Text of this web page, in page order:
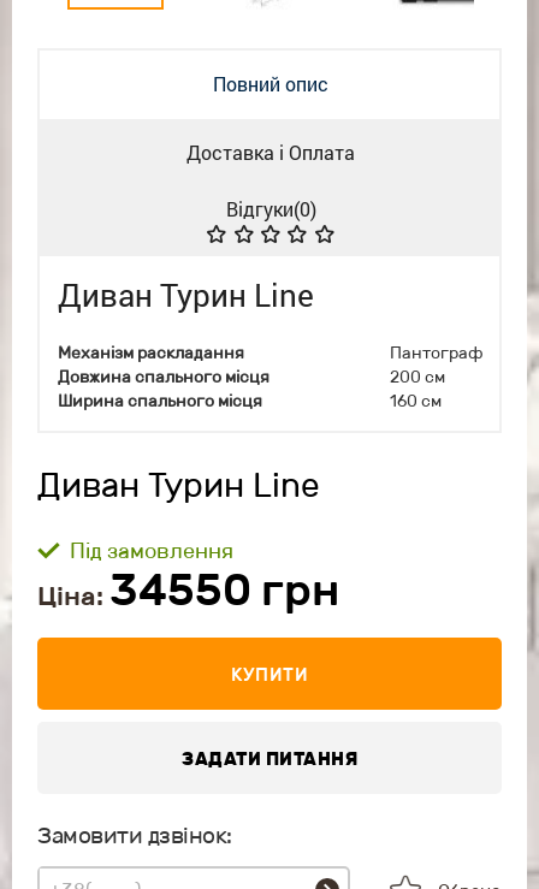
Повний опис
Доставка і Оплата
Відгуки(0)
Диван Турин Line
Механізм раскладання
Пантограф
Довжина спального місця
200 см
Ширина спального місця
160 см
Диван Турин Line
Під замовлення
Ціна: 34550 грн
КУПИТИ
ЗАДАТИ ПИТАННЯ
Замовити дзвінок: